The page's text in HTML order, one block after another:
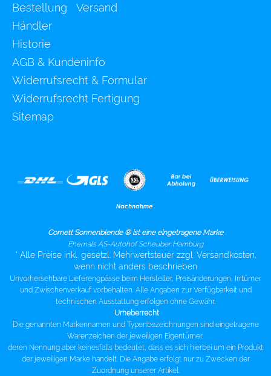
Bestellung Versand
Händler
Historie
AGB & Kundeninfo
Widerrufsrecht & Formular
Widerrufsrecht Fertigung
Sitemap
Cornett Sonnenblende ® ist eine eingetragene Marke
Ehemals AS-Autohof Scheuber Hamburg
* Alle Preise inkl. gesetzl. Mehrwertsteuer zzgl. Versandkosten,
wenn nicht anders beschrieben
Unvorhersehbare Lieferengpässe beim Hersteller, Preisänderungen, Irrtümer
und Zwischenverkauf vorbehalten. Alle Angaben zur Verfügbarkeit und
technischen Ausstattung erfolgen ohne Gewähr.
Urheberrecht
Die genannten Markennamen und Typenbezeichnungen sind eingetragene
Warenzeichen der jeweiligen Eigentümer,
deren Nennung aber keinesfalls bedeutet, dass es sich hierbei um ein Produkt
der jeweiligen Marke handelt. Die Angabe erfolgt nur zu Zwecken der
Zuordnung unserer Artikel.